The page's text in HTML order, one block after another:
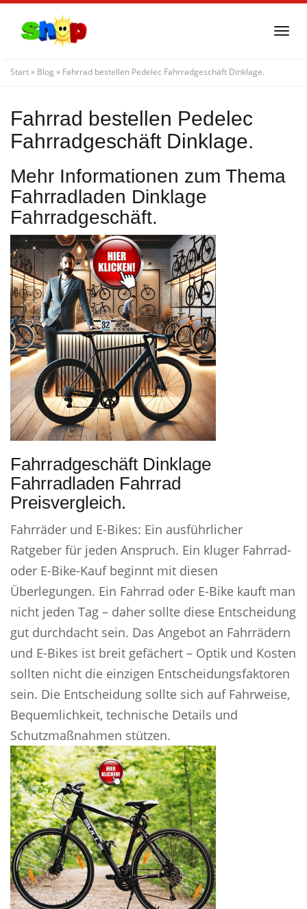
content
Start» Blog » Fahrrad bestellen Pedelec Fahrradgeschäft Dinklage.
Fahrrad bestellen Pedelec
Fahrradgeschäft Dinklage.
Mehr Informationen zum Thema
Fahrradladen Dinklage
Fahrradgeschäft.
Fahrradgeschäft Dinklage
Fahrradladen Fahrrad
Preisvergleich.
Fahrräder und E-Bikes: Ein ausführlicher
Ratgeber für jeden Anspruch. Ein kluger Fahrrad-
oder E-Bike-Kauf beginnt mit diesen
Überlegungen. Ein Fahrrad oder E-Bike kauft man
nicht jeden Tag – daher sollte diese Entscheidung
gut durchdacht sein. Das Angebot an Fahrrädern
und E-Bikes ist breit gefächert – Optik und Kosten
sollten nicht die einzigen Entscheidungsfaktoren
sein. Die Entscheidung sollte sich auf Fahrweise,
Bequemlichkeit, technische Details und
Schutzmaßnahmen stützen.